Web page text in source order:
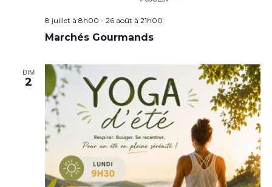
8 juillet à 8h00 - 26 août à 21h00
Marchés Gourmands
DIM
2